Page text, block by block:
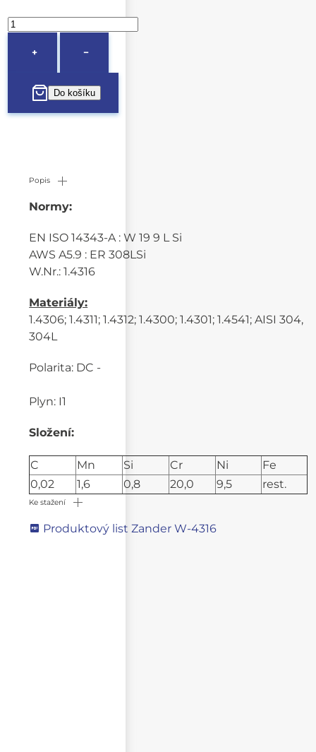
+ −
Popis
Normy:
EN ISO 14343-A : W 19 9 L Si
AWS A5.9 : ER 308LSi
W.Nr.: 1.4316
Materiály:
1.4306; 1.4311; 1.4312; 1.4300; 1.4301; 1.4541; AISI 304,
304L
Polarita: DC -
Plyn: I1
Složení:
C Mn Si Cr Ni
Fe
0,02
1,6 0,8 20,0 9,5 rest.
Ke stažení
Produktový list Zander W-4316